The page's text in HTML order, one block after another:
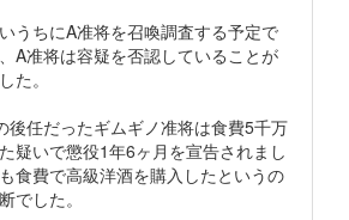
うちにA准将を召喚調査する予定で
A准将は容疑を否認していることが
た。
後任だったギムギノ准将は食費5千万
疑いで懲役1年6ヶ月を宣告されまし
食費で高級洋酒を購入したというの
でした。